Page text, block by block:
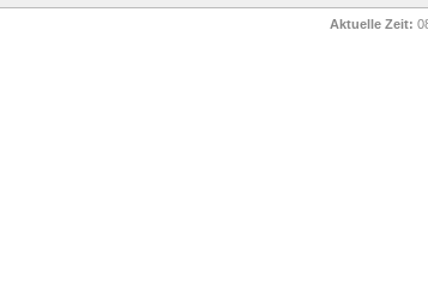
Aktuelle Zeit: